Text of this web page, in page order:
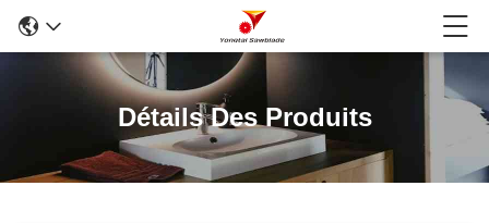
Détails Des Produits